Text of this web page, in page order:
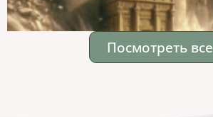
Посмотреть все